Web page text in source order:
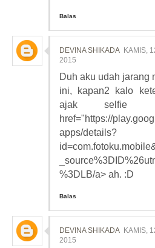
Balas
DEVINA SHIKADA KAMIS,
2015
Duh aku udah jarang
ini, kapan2 kalo
ajak selfie
href="https://
apps/details?
%3DLB/a> ah. :D
Balas
DEVINA SHIKADA KAMIS,
2015